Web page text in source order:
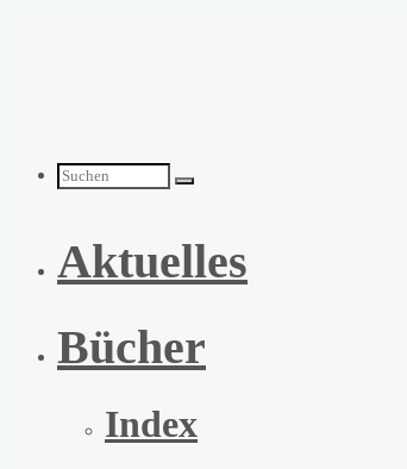
Suchen
nach:
Aktuelles
Bücher
Index